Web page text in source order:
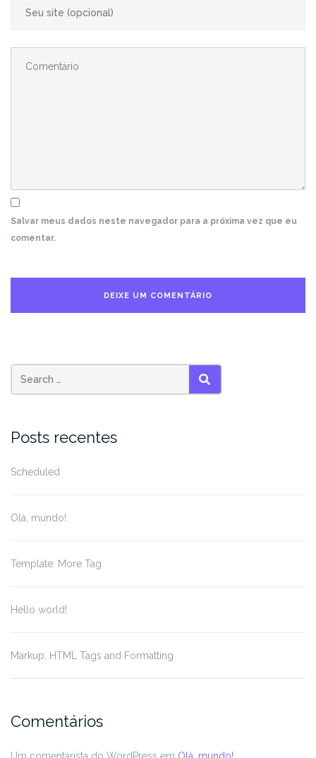
Salvar meus dados neste navegador para a próxima vez que eu
comentar.
Search
for:
SEARCH
Posts recentes
Scheduled
Olá, mundo!
Template: More Tag
Hello world!
Markup: HTML Tags and Formatting
Comentários
Um comentarista do WordPress em Olá, mundo!